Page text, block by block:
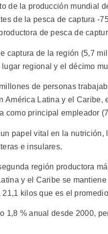
de la producción mundial
de la pesca de captura -
de pesca de
captura de la región (5,7
regional y el décimo
de personas
América Latina y el Caribe,
como principal empleador
papel vital en la
e insulares.
región productora
y el Caribe se
kilos que es el
1,8 % anual desde 2000,